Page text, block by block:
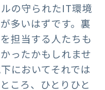
の守られたIT環境
多いはずです。裏
担当する人たちも
ったかもしれませ
においてそれでは
ころ、ひとりひと